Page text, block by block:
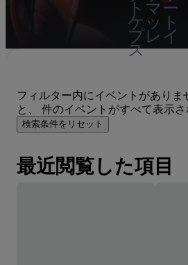
トマー
ケット
プレイ
ス
フィルター内にイベントがありま
と、 件のイベントがすべて表示さ
検索条件をリセット
最近閲覧した項目